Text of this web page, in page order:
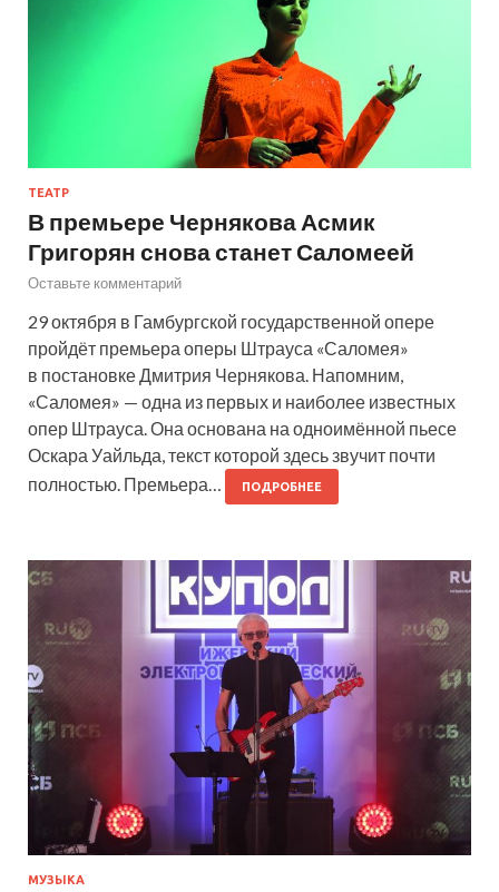
ТЕАТР
В премьере Чернякова Асмик
Григорян снова станет Саломеей
Оставьте комментарий
29 октября в Гамбургской государственной опере
пройдёт премьера оперы Штрауса «Саломея»
в постановке Дмитрия Чернякова. Напомним,
«Саломея» — одна из первых и наиболее известных
опер Штрауса. Она основана на одноимённой пьесе
Оскара Уайльда, текст которой здесь звучит почти
полностью. Премьера…
ПОДРОБНЕЕ
МУЗЫКА